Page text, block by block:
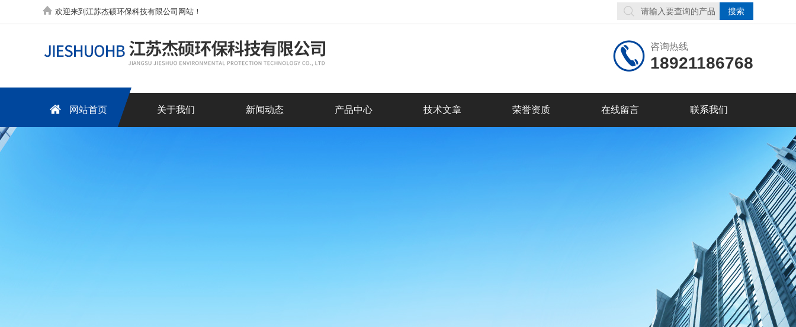
欢迎来到江苏杰硕环保科技有限公司网站！
咨询热线
18921186768
网站首页 关于我们 新闻动态 产品中心 技术文章 荣誉资质 在线留言 联系我们